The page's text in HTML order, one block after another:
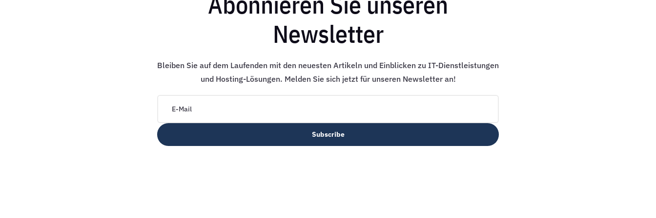
Newsletter
Bleiben Sie auf dem Laufenden mit den neuesten Artikeln und Einblicken zu IT-Dienstleistungen
und Hosting-Lösungen. Melden Sie sich jetzt für unseren Newsletter an!
Subscribe